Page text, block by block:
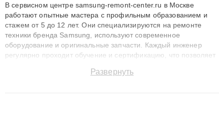
В сервисном центре samsung-remont-center.ru в Москве
работают опытные мастера с профильным образованием и
стажем от 5 до 12 лет. Они специализируются на ремонте
техники бренда Samsung, используют современное
оборудование и оригинальные запчасти. Каждый инженер
регулярно проходит обучение и сертификацию, что позволяет
технику с сохранением гарантии до 3 лет. Наши мастера
Развернуть